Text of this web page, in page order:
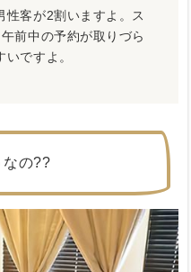
性客が2割いますよ。ス
前中の予約が取りづら
ですよ。
なの??